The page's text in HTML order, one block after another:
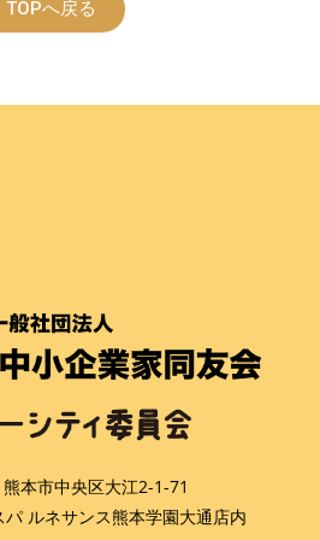
TOPへ戻る
本市中央区大江2-1-71
ルネサンス熊本学園大通店内